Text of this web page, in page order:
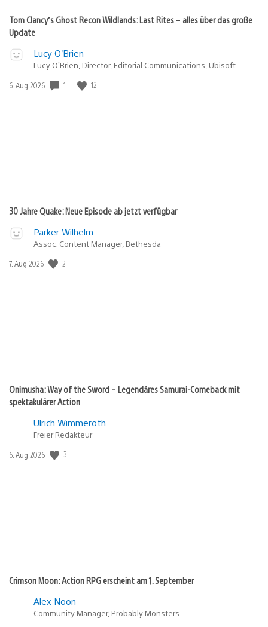
Tom Clancy’s Ghost Recon Wildlands: Last Rites – alles über das große
Update
Lucy O’Brien
Lucy O’Brien, Director, Editorial Communications, Ubisoft
Veröffentlichungsdatum:
6. Aug 2026 1 12
30 Jahre Quake: Neue Episode ab jetzt verfügbar
Parker Wilhelm
Assoc. Content Manager, Bethesda
Veröffentlichungsdatum:
7. Aug 2026 2
Onimusha: Way of the Sword – Legendäres Samurai-Comeback mit
spektakulärer Action
Ulrich Wimmeroth
Freier Redakteur
Veröffentlichungsdatum:
6. Aug 2026 3
Crimson Moon: Action RPG erscheint am 1. September
Alex Noon
Community Manager, Probably Monsters